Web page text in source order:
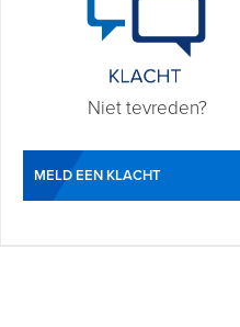
Niet tevreden?
MELD EEN KLACHT